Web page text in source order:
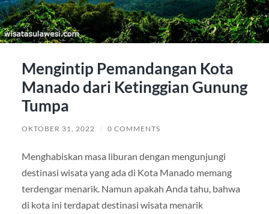
Mengintip Pemandangan Kota
Manado dari Ketinggian Gunung
Tumpa
OKTOBER 31, 2022 / 0 COMMENTS
Menghabiskan masa liburan dengan mengunjungi
destinasi wisata yang ada di Kota Manado memang
terdengar menarik. Namun apakah Anda tahu, bahwa
di kota ini terdapat destinasi wisata menarik